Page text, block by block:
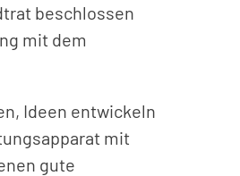
beschlossen
mit dem
Ideen entwickeln
mit
gute